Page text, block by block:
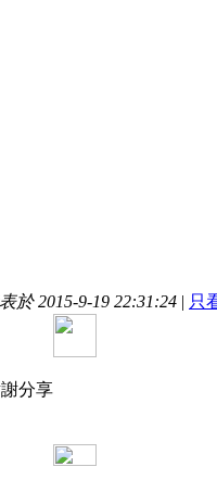
於 2015-9-19 22:31:24 | 只
分享